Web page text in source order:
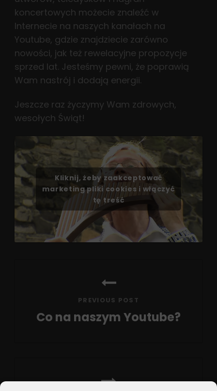
koncertowych możecie znaleźć w
Internecie na naszych kanałach na
Youtube, gdzie znajdziecie zarówno
nowości, jak też rewelacyjne propozycje
sprzed lat. Jesteśmy pewni, że poprawią
Wam nastrój i dodają energii.
Jeszcze raz życzymy Wam zdrowych,
wesołych Świąt!
Kliknij, żeby zaakceptować
marketing pliki cookies i włączyć
tę treść
PREVIOUS POST
Co na naszym Youtube?